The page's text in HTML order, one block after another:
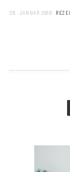
28. JANUAR 2019